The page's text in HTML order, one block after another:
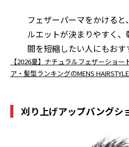
フェザーパーマをかける
ルエットが決まりやすく
間を短縮したい人にもお
【2026夏】ナチュラルフェザーショー
ア・髪型ランキングのMENS HAIRSTYLE
刈り上げアップバングシ